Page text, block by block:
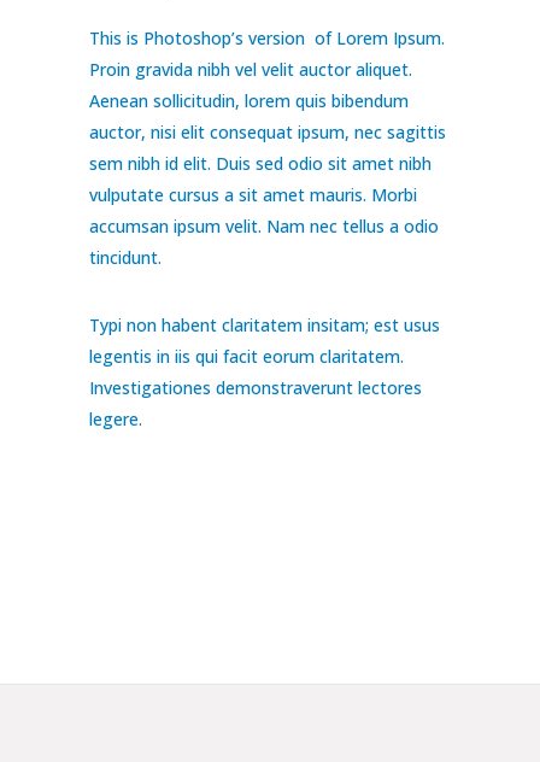
This is Photoshop’s version of Lorem Ipsum.
Proin gravida nibh vel velit auctor aliquet.
Aenean sollicitudin, lorem quis bibendum
auctor, nisi elit consequat ipsum, nec sagittis
sem nibh id elit. Duis sed odio sit amet nibh
vulputate cursus a sit amet mauris. Morbi
accumsan ipsum velit. Nam nec tellus a odio
tincidunt.
Typi non habent claritatem insitam; est usus
legentis in iis qui facit eorum claritatem.
Investigationes demonstraverunt lectores
legere.